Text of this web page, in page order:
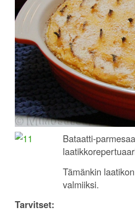
Bataatti-
Tämänkin
valmiiksi.
Tarvitset: